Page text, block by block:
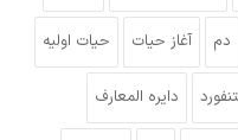
دم آغاز حیات حیات اولیه
دایره المعارف